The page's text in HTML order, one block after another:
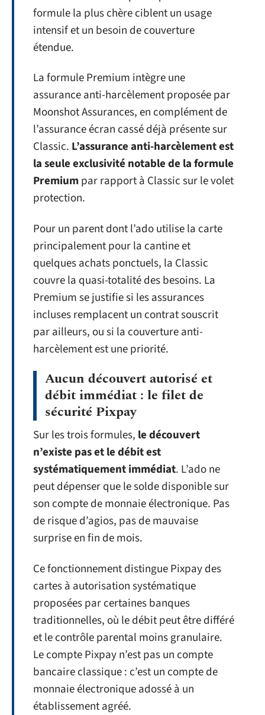
formule la plus chère ciblent un usage
intensif et un besoin de couverture
étendue.
La formule Premium intègre une
assurance anti-harcèlement proposée par
Moonshot Assurances, en complément de
l’assurance écran cassé déjà présente sur
Classic. L’assurance anti-harcèlement est
la seule exclusivité notable de la formule
Premiumpar rapport à Classic sur le volet
protection.
Pour un parent dont l’ado utilise la carte
principalement pour la cantine et
quelques achats ponctuels, la Classic
couvre la quasi-totalité des besoins. La
Premium se justifie si les assurances
incluses remplacent un contrat souscrit
par ailleurs, ou si la couverture anti-
harcèlement est une priorité.
Aucun découvert autorisé et
débit immédiat : le filet de
sécurité Pixpay
Sur les trois formules, le découvert
n’existe pas et le débit est
systématiquement immédiat. L’ado ne
peut dépenser que le solde disponible sur
son compte de monnaie électronique. Pas
de risque d’agios, pas de mauvaise
surprise en fin de mois.
Ce fonctionnement distingue Pixpay des
cartes à autorisation systématique
proposées par certaines banques
traditionnelles, où le débit peut être différé
et le contrôle parental moins granulaire.
Le compte Pixpay n’est pas un compte
bancaire classique : c’est un compte de
monnaie électronique adossé à un
établissement agréé.